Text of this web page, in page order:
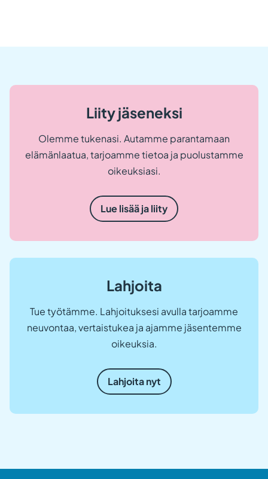
Liity jäseneksi
Olemme tukenasi. Autamme parantamaan
elämänlaatua, tarjoamme tietoa ja puolustamme
oikeuksiasi.
Lue lisää ja liity
Lahjoita
Tue työtämme. Lahjoituksesi avulla tarjoamme
neuvontaa, vertaistukea ja ajamme jäsentemme
oikeuksia.
Lahjoita nyt